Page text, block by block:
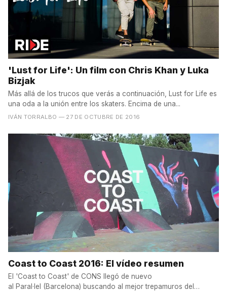
'Lust for Life': Un film con Chris Khan y Luka
Bizjak
Más allá de los trucos que verás a continuación, Lust for Life es
una oda a la unión entre los skaters. Encima de una...
IVÁN TORRALBO — 27 DE OCTUBRE DE 2016
Coast to Coast 2016: El vídeo resumen
El 'Coast to Coast' de CONS llegó de nuevo
al Paral·lel (Barcelona) buscando al mejor trepamuros del